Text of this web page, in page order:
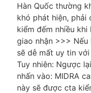
Hàn Quốc thường
khó phát hiện, phải
kiểm đếm nhiều
giao nhận >>>
sẽ dễ mất uy tin
Tuy nhiên: Ngược
nhấn vào: MIDRA
này sẽ được cta